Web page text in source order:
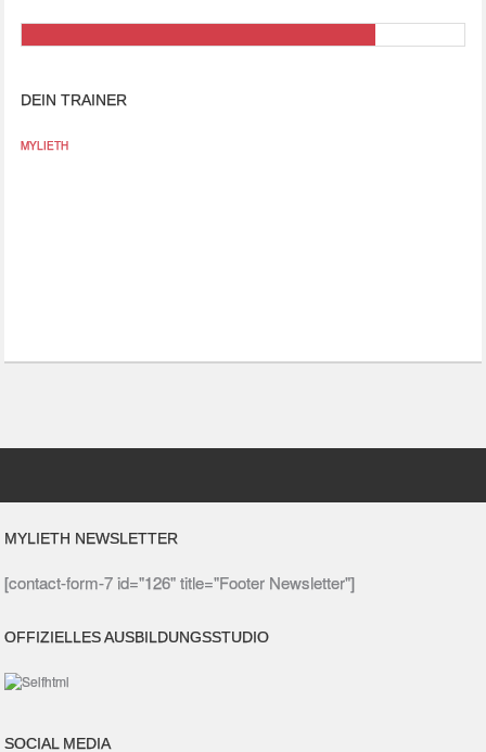
DEIN TRAINER
MYLIETH
MYLIETH NEWSLETTER
[contact-form-7 id="126" title="Footer Newsletter"]
OFFIZIELLES AUSBILDUNGSSTUDIO
SOCIAL MEDIA